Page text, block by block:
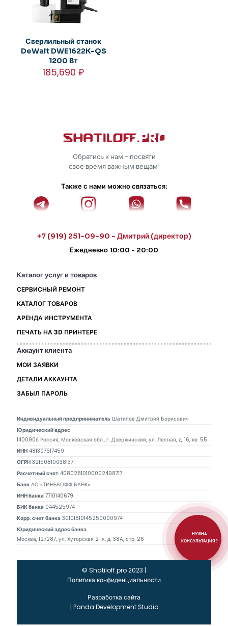
Сверлильный станок
DeWalt DWE1622K-QS
1200 Вт
185,690₽
Обратись к нам - посвяти
свое время важным вещам!
Также с нами можно связаться:
+7 (919) 251-09-90 - Дмитрий (директор)
Ежедневно 10:00 - 20:00
Каталог услуг и товаров
СЕРВИСНЫЙ РЕМОНТ
КАТАЛОГ ТОВАРОВ
АРЕНДА ИНСТРУМЕНТА
ПЕЧАТЬ НА 3D ПРИНТЕРЕ
Аккаунт клиента
МОИ ЗАЯВКИ
ДЕТАЛИ АККАУНТА
ЗАБЫЛ ПАРОЛЬ
Индивидуальный предприниматель Шатилов Дмитрий Борисович
Юридический адрес
140090б Россия, Московская обл., г. Дзержинский, ул. Лесная, д. 16, кв. 55
ИНН 481307517459
ОГРН 321508100381371
Расчетный счет 40802810100002498717
Банк АО «ТИНЬКОФФ БАНК»
ИНН банка 7710140679
БИК банка 044525974
Корр. счет банка 30101810145250000974
Юридический адрес банка
Москва, 127287, ул. Хуторская 2-я, д. 38А, стр. 26
НУЖНА
КОНСУЛЬТАЦИЯ?
© Shatiloff.pro 2023 |
Политика конфиденциальности
Разработка сайта
| Panda Development Studio